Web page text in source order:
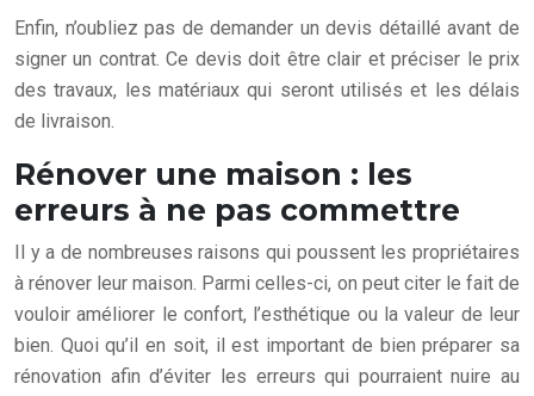
Enfin, n’oubliez pas de demander un devis détaillé avant de
signer un contrat. Ce devis doit être clair et préciser le prix
des travaux, les matériaux qui seront utilisés et les délais
de livraison.
Rénover une maison : les
erreurs à ne pas commettre
Il y a de nombreuses raisons qui poussent les propriétaires
à rénover leur maison. Parmi celles-ci, on peut citer le fait de
vouloir améliorer le confort, l’esthétique ou la valeur de leur
bien. Quoi qu’il en soit, il est important de bien préparer sa
rénovation afin d’éviter les erreurs qui pourraient nuire au